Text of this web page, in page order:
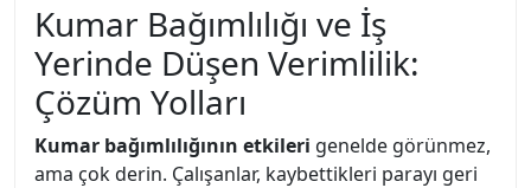
Kumar Bağımlılığı ve İş
Yerinde Düşen Verimlilik:
Çözüm Yolları
Kumar bağımlılığının etkileri genelde görünmez,
ama çok derin. Çalışanlar, kaybettikleri parayı geri